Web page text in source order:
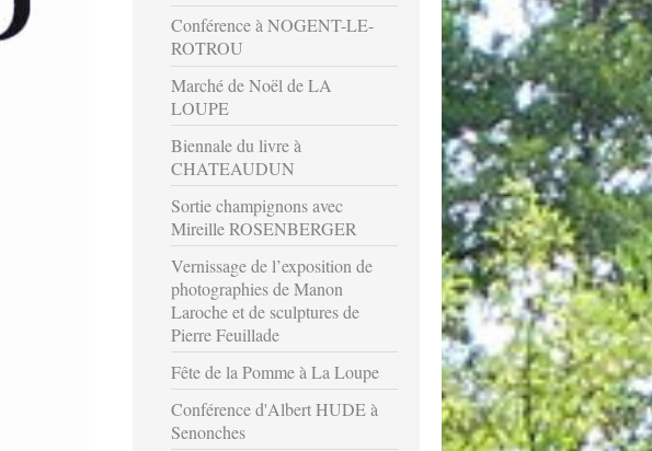
Conférence à NOGENT-LE-
ROTROU
Marché de Noël de LA
LOUPE
Biennale du livre à
CHATEAUDUN
Sortie champignons avec
Mireille ROSENBERGER
Vernissage de l’exposition de
photographies de Manon
Laroche et de sculptures de
Pierre Feuillade
Fête de la Pomme à La Loupe
Conférence d'Albert HUDE à
Senonches